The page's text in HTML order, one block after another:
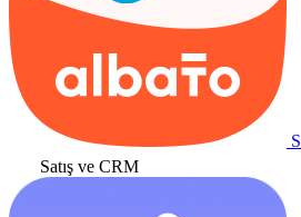
Satış ve CRM